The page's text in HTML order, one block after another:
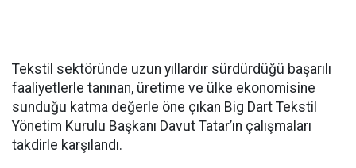
Tekstil sektöründe uzun yıllardır sürdürdüğü başarılı
faaliyetlerle tanınan, üretime ve ülke ekonomisine
sunduğu katma değerle öne çıkan Big Dart Tekstil
Yönetim Kurulu Başkanı Davut Tatar’ın çalışmaları
takdirle karşılandı.